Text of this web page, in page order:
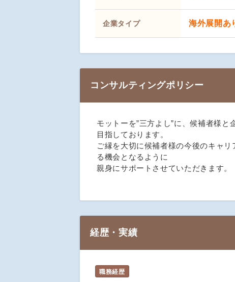
企業タイプ 海外展開あ
コンサルティングポリシー
モットーを”三方よし”に、候補者様
目指しております。
ご縁を大切に候補者様の今後のキャ
る機会となるように
親身にサポートさせていただきます。
経歴・実績
職務経歴